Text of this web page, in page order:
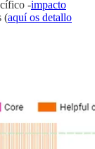
-impacto
(aquí os detallo